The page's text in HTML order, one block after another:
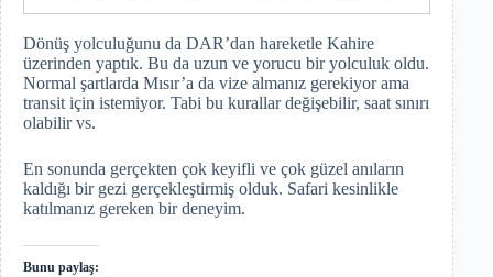
Dönüş yolculuğunu da DAR’dan hareketle Kahire
üzerinden yaptık. Bu da uzun ve yorucu bir yolculuk oldu.
Normal şartlarda Mısır’a da vize almanız gerekiyor ama
transit için istemiyor. Tabi bu kurallar değişebilir, saat sınırı
olabilir vs.
En sonunda gerçekten çok keyifli ve çok güzel anıların
kaldığı bir gezi gerçekleştirmiş olduk. Safari kesinlikle
katılmanız gereken bir deneyim.
Bunu paylaş: